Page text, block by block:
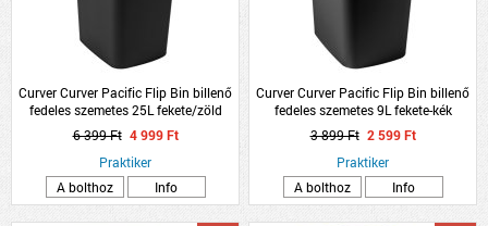
Curver Curver Pacific Flip Bin billenő
fedeles szemetes 25L fekete/zöld
6 399 Ft 4 999 Ft
Praktiker
A bolthoz
Info
Curver Curver Pacific Flip Bin billenő
fedeles szemetes 9L fekete-kék
3 899 Ft 2 599 Ft
Praktiker
A bolthoz
Info